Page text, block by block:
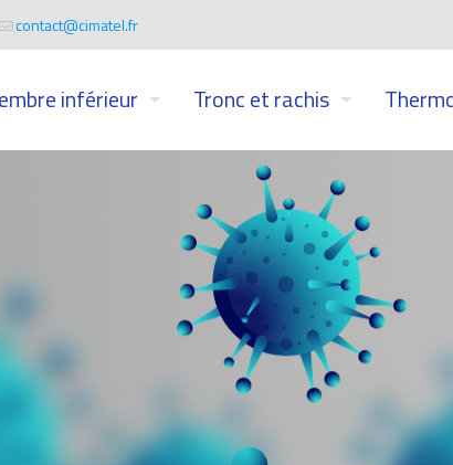
contact@cimatel.fr
inférieur Tronc et rachis